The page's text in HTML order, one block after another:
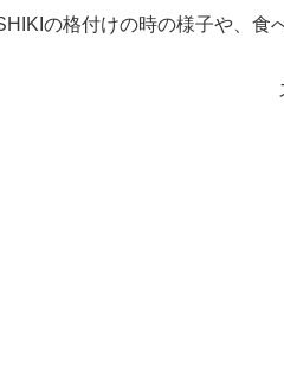
の格付けの時の様子や、食